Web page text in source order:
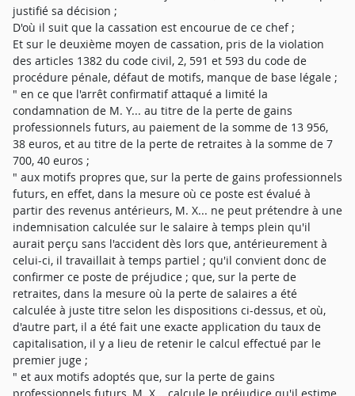
justifié sa décision ;
D'où il suit que la cassation est encourue de ce chef ;
Et sur le deuxième moyen de cassation, pris de la violation
des articles 1382 du code civil, 2, 591 et 593 du code de
procédure pénale, défaut de motifs, manque de base légale ;
" en ce que l'arrêt confirmatif attaqué a limité la
condamnation de M. Y... au titre de la perte de gains
professionnels futurs, au paiement de la somme de 13 956,
38 euros, et au titre de la perte de retraites à la somme de 7
700, 40 euros ;
" aux motifs propres que, sur la perte de gains professionnels
futurs, en effet, dans la mesure où ce poste est évalué à
partir des revenus antérieurs, M. X... ne peut prétendre à une
indemnisation calculée sur le salaire à temps plein qu'il
aurait perçu sans l'accident dès lors que, antérieurement à
celui-ci, il travaillait à temps partiel ; qu'il convient donc de
confirmer ce poste de préjudice ; que, sur la perte de
retraites, dans la mesure où la perte de salaires a été
calculée à juste titre selon les dispositions ci-dessus, et où,
d'autre part, il a été fait une exacte application du taux de
capitalisation, il y a lieu de retenir le calcul effectué par le
premier juge ;
" et aux motifs adoptés que, sur la perte de gains